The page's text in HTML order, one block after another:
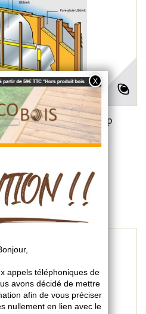
75 m² Protec Vap
SD : 35 m
€ TTC / m²